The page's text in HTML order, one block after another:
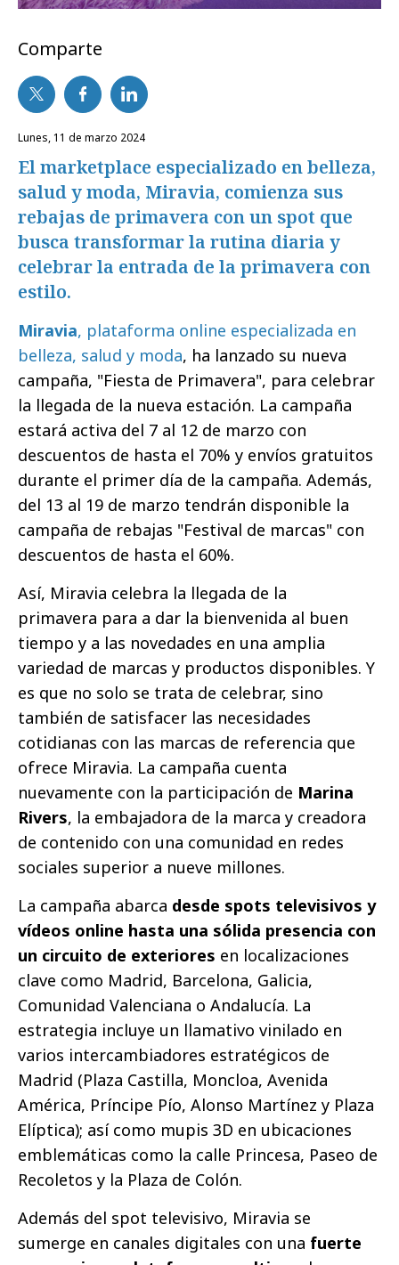
Comparte
lunes, 11 de marzo 2024
El marketplace especializado en belleza,
salud y moda, Miravia, comienza sus
rebajas de primavera con un spot que
busca transformar la rutina diaria y
celebrar la entrada de la primavera con
estilo.
Miravia, plataforma online especializada en
belleza, salud y moda, ha lanzado su nueva
campaña, "Fiesta de Primavera", para celebrar
la llegada de la nueva estación. La campaña
estará activa del 7 al 12 de marzo con
descuentos de hasta el 70% y envíos gratuitos
durante el primer día de la campaña. Además,
del 13 al 19 de marzo tendrán disponible la
campaña de rebajas "Festival de marcas" con
descuentos de hasta el 60%.
Así, Miravia celebra la llegada de la
primavera para a dar la bienvenida al buen
tiempo y a las novedades en una amplia
variedad de marcas y productos disponibles. Y
es que no solo se trata de celebrar, sino
también de satisfacer las necesidades
cotidianas con las marcas de referencia que
ofrece Miravia. La campaña cuenta
nuevamente con la participación de Marina
Rivers, la embajadora de la marca y creadora
de contenido con una comunidad en redes
sociales superior a nueve millones.
La campaña abarca desde spots televisivos y
vídeos online hasta una sólida presencia con
un circuito de exteriores en localizaciones
clave como Madrid, Barcelona, Galicia,
Comunidad Valenciana o Andalucía. La
estrategia incluye un llamativo vinilado en
varios intercambiadores estratégicos de
Madrid (Plaza Castilla, Moncloa, Avenida
América, Príncipe Pío, Alonso Martínez y Plaza
Elíptica); así como mupis 3D en ubicaciones
emblemáticas como la calle Princesa, Paseo de
Recoletos y la Plaza de Colón.
Además del spot televisivo, Miravia se
sumerge en canales digitales con una fuerte